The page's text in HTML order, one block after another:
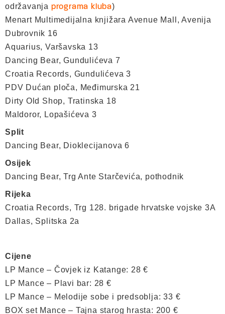
održavanja programa kluba)
Menart Multimedijalna knjižara Avenue Mall, Avenija
Dubrovnik 16
Aquarius, Varšavska 13
Dancing Bear, Gundulićeva 7
Croatia Records, Gundulićeva 3
PDV Dućan ploča, Međimurska 21
Dirty Old Shop, Tratinska 18
Maldoror, Lopašićeva 3
Split
Dancing Bear, Dioklecijanova 6
Osijek
Dancing Bear, Trg Ante Starčevića, pothodnik
Rijeka
Croatia Records, Trg 128. brigade hrvatske vojske 3A
Dallas, Splitska 2a
Cijene
LP Mance – Čovjek iz Katange: 28 €
LP Mance – Plavi bar: 28 €
LP Mance – Melodije sobe i predsoblja: 33 €
BOX set Mance – Tajna starog hrasta: 200 €